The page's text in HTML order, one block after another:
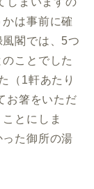
は事前に確
閣では、5つ
ことでした
（1軒あたり
お箸をいただ
とにしま
た御所の湯